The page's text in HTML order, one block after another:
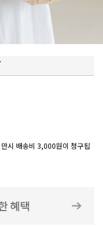
시 배송비 3,000원이 청구됩